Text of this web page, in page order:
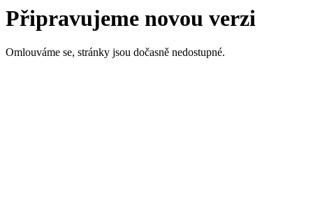
Připravujeme novou verzi
Omlouváme se, stránky jsou dočasně nedostupné.